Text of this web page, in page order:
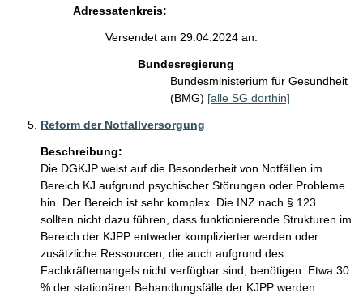
Adressatenkreis:
Versendet am 29.04.2024 an:
Bundesregierung
Bundesministerium für Gesundheit
(BMG) [alle SG dorthin]
Reform der Notfallversorgung
Beschreibung:
Die DGKJP weist auf die Besonderheit von Notfällen im
Bereich KJ aufgrund psychischer Störungen oder Probleme
hin. Der Bereich ist sehr komplex. Die INZ nach § 123
sollten nicht dazu führen, dass funktionierende Strukturen im
Bereich der KJPP entweder komplizierter werden oder
zusätzliche Ressourcen, die auch aufgrund des
Fachkräftemangels nicht verfügbar sind, benötigen. Etwa 30
% der stationären Behandlungsfälle der KJPP werden